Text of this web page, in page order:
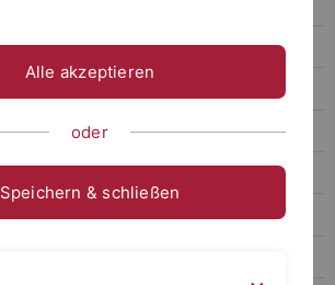
Alle akzeptieren
oder
Speichern & schließen